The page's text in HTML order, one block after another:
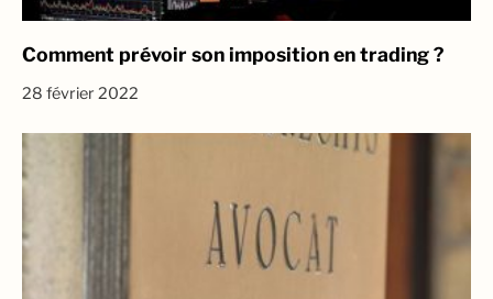
Comment prévoir son imposition en trading ?
28 février 2022